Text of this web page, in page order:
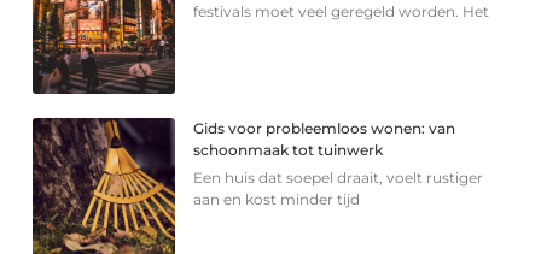
festivals moet veel geregeld worden. Het
Gids voor probleemloos wonen: van
schoonmaak tot tuinwerk
Een huis dat soepel draait, voelt rustiger
aan en kost minder tijd